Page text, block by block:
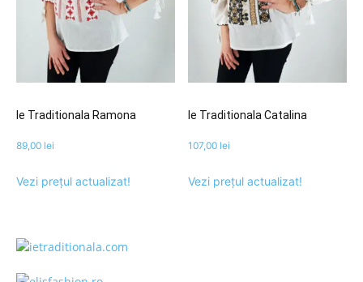
Ie Traditionala Ramona
89,00 lei
Vezi prețul actualizat!
Ie Traditionala Catalina
107,00 lei
Vezi prețul actualizat!